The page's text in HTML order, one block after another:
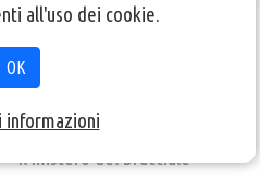
all'uso dei cookie.
OK
informazioni
N.Y.C.
Il mistero del bracciale